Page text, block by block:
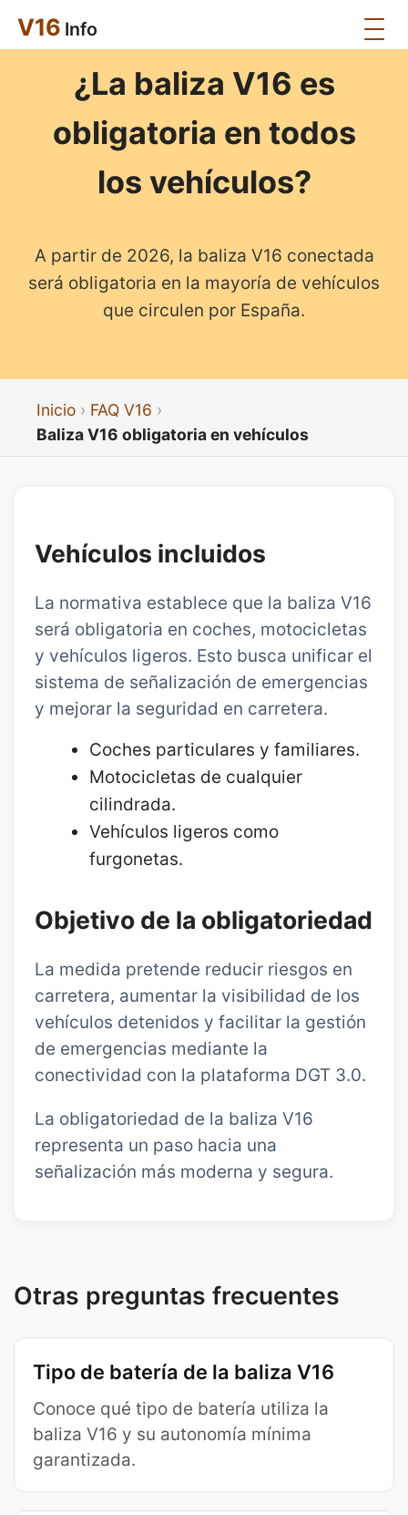
V16 Info
¿La baliza V16 es
obligatoria en todos
los vehículos?
A partir de 2026, la baliza V16 conectada
será obligatoria en la mayoría de vehículos
que circulen por España.
Inicio
FAQ V16
Baliza V16 obligatoria en vehículos
Vehículos incluidos
La normativa establece que la baliza V16
será obligatoria en coches, motocicletas
y vehículos ligeros. Esto busca unificar el
sistema de señalización de emergencias
y mejorar la seguridad en carretera.
Coches particulares y familiares.
Motocicletas de cualquier
cilindrada.
Vehículos ligeros como
furgonetas.
Objetivo de la obligatoriedad
La medida pretende reducir riesgos en
carretera, aumentar la visibilidad de los
vehículos detenidos y facilitar la gestión
de emergencias mediante la
conectividad con la plataforma DGT 3.0.
La obligatoriedad de la baliza V16
representa un paso hacia una
señalización más moderna y segura.
Otras preguntas frecuentes
Tipo de batería de la baliza V16
Conoce qué tipo de batería utiliza la
baliza V16 y su autonomía mínima
garantizada.